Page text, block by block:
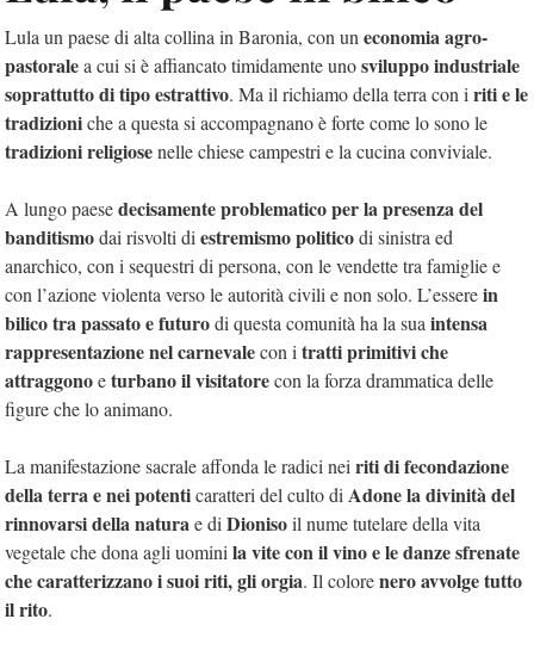
Lula un paese di alta collina in Baronia, con un economia agro-
pastoralea cui si è affiancato timidamente unosviluppo industriale
soprattutto di tipo estrattivo. Ma il richiamo della terra con i riti e le
tradizioniche a questa si accompagnano è forte come lo sono le
tradizioni religiosenelle chiese campestri e la cucina conviviale.
A lungo paesedecisamente problematico per la presenza del
banditismodai risvolti di estremismo politicodi sinistra ed
anarchico, con i sequestri di persona, con le vendette tra famiglie e
con l’azione violenta verso le autorità civili e non solo. L’esserein
bilico tra passato e futurodi questa comunità ha la sua intensa
rappresentazione nel carnevalecon i tratti primitivi che
attraggonoeturbanoil visitatorecon la forza drammatica delle
figure che lo animano.
La manifestazione sacrale affonda le radici nei riti di fecondazione
della terra e nei potenticaratteri del culto di Adonela divinità del
rinnovarsi della naturae di Dionisoil nume tutelare della vita
vegetale che dona agli uomini la vite con il vino e le danze sfrenate
che caratterizzano i suoi riti, gli orgia. Il colorenero avvolge tutto
il rito.